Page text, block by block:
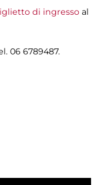
di ingresso al
06 6789487.